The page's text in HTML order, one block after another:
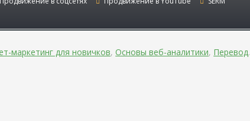
маркетинг для новичков,Основы веб-аналитики, Перевод.